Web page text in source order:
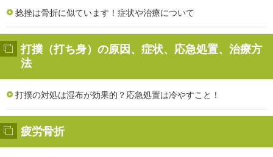
捻挫は骨折に似ています！症状や治療について
打撲（打ち身）の原因、症状、応急処置、治療方
法
打撲の対処は湿布が効果的？応急処置は冷やすこと！
疲労骨折